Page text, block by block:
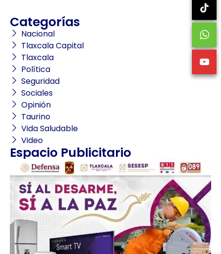
Categorías
Nacional
Tlaxcala Capital
Tlaxcala
Política
Seguridad
Sociales
Opinión
Taurino
Vida Saludable
Video
Espacio Publicitario